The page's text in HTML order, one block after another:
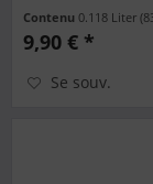
Contenu 0.118 Liter
9,90 € *
Se souv.